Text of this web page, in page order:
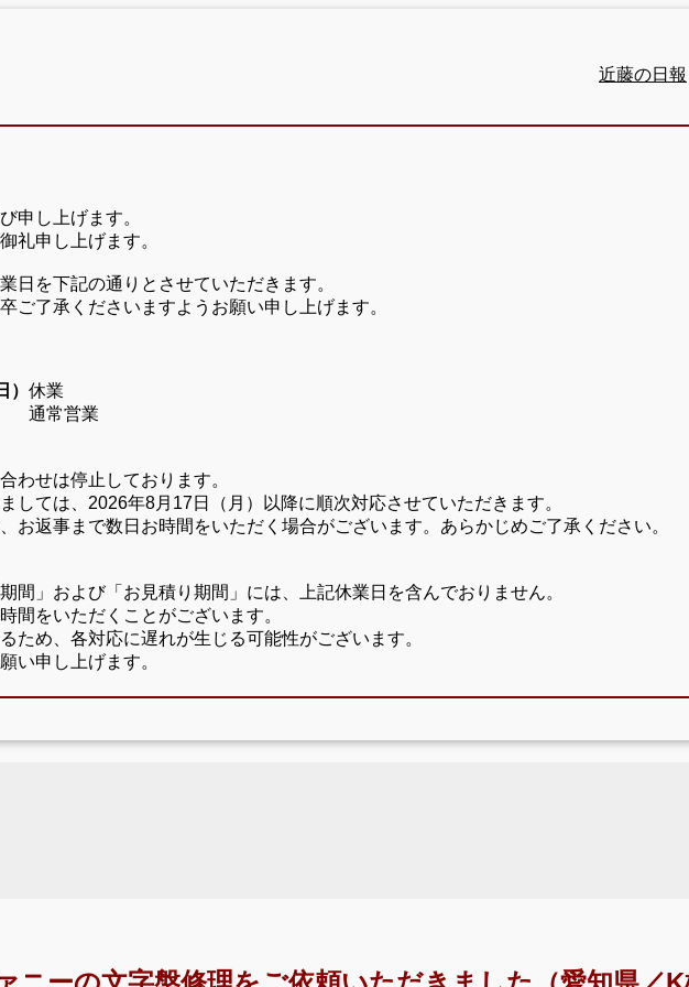
近藤の日報
申し上げます。
礼申し上げます。
日を下記の通りとさせていただきます。
ご了承くださいますようお願い申し上げます。
休業
通常営業
わせは停止しております。
しては、2026年8月17日（月）以降に順次対応させていただきます。
お返事まで数日お時間をいただく場合がございます。あらかじめご了承ください。
間」および「お見積り期間」には、上記休業日を含んでおりません。
間をいただくことがございます。
ため、各対応に遅れが生じる可能性がございます。
い申し上げます。